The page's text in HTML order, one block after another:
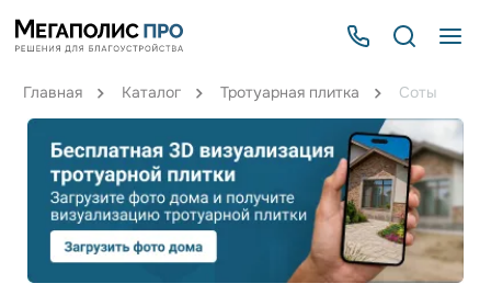
Главная Каталог Тротуарная плитка Соты